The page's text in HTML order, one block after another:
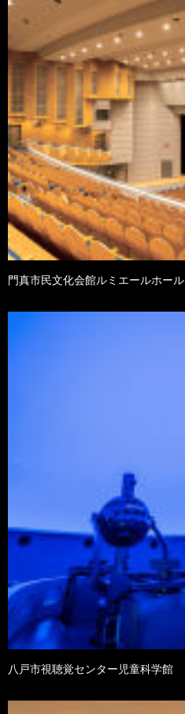
門真市民文化会館ルミエールホール
八戸市視聴覚センター児童科学館